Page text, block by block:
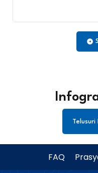
FAQ